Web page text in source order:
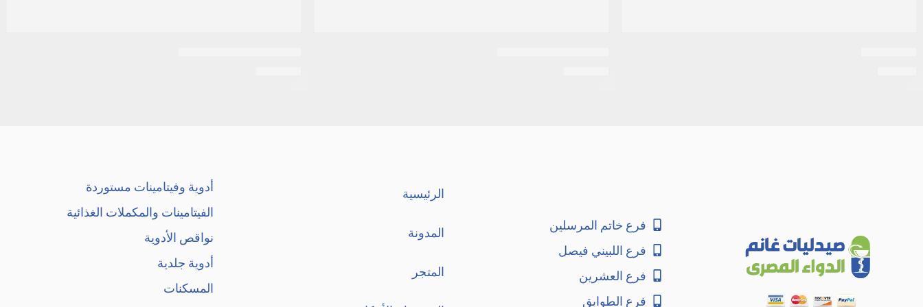
فرع خاتم المرسلين
فرع اللبيني فيصل
فرع العشرين
فرع الطوابق
الرئيسية
المدونة
المتجر
أدوية وفيتامينات مستوردة
الفيتامينات والمكملات الغذائية
نواقص الأدوية
أدوية جلدية
المسكنات